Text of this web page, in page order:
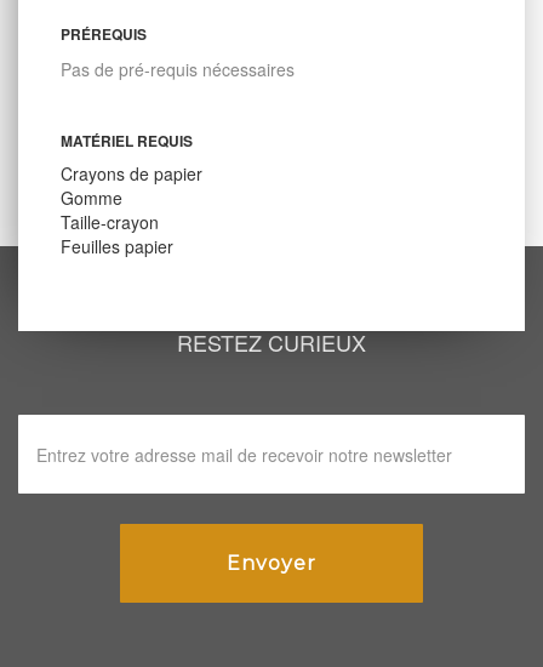
PRÉREQUIS
Pas de pré-requis nécessaires
MATÉRIEL REQUIS
Crayons de papier
Gomme
Taille-crayon
Feuilles papier
RESTEZ CURIEUX